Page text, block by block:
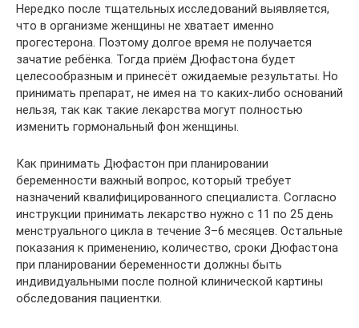
Нередко после тщательных исследований выявляется,
что в организме женщины не хватает именно
прогестерона. Поэтому долгое время не получается
зачатие ребёнка. Тогда приём Дюфастона будет
целесообразным и принесёт ожидаемые результаты. Но
принимать препарат, не имея на то каких-либо оснований
нельзя, так как такие лекарства могут полностью
изменить гормональный фон женщины.
Как принимать Дюфастон при планировании
беременности важный вопрос, который требует
назначений квалифицированного специалиста. Согласно
инструкции принимать лекарство нужно с 11 по 25 день
менструального цикла в течение 3–6 месяцев. Остальные
показания к применению, количество, сроки Дюфастона
при планировании беременности должны быть
индивидуальными после полной клинической картины
обследования пациентки.